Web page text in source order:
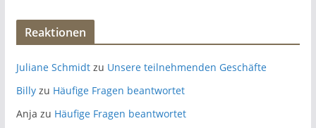
Reaktionen
Juliane Schmidtzu Unsere teilnehmenden Geschäfte
Billyzu Häufige Fragen beantwortet
Anja zu Häufige Fragen beantwortet